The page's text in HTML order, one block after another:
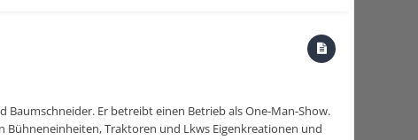
Baumschneider. Er betreibt einen Betrieb als One-Man-Show.
Bühneneinheiten, Traktoren und Lkws Eigenkreationen und